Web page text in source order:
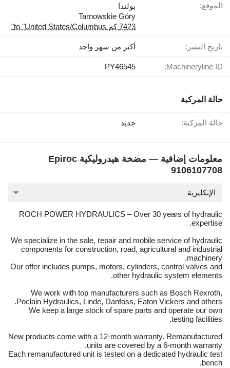
الموقع:
بولندا
Tarnowskie Góry
7423 كم to "United States/Columbus"
تاريخ النشر: أكثر من شهر واحد
Machineryline ID:
PY46545
حالة المركبة
حالة المركبة: جديد
معلومات إضافية — مضخة هيدروليكية Epiroc
9106107708
الإنكليزية
ROCH POWER HYDRAULICS – Over 30 years of hydraulic
expertise.
We specialize in the sale, repair and mobile service of hydraulic
components for construction, road, agricultural and industrial
machinery.
Our offer includes pumps, motors, cylinders, control valves and
other hydraulic system elements.
We work with top manufacturers such as Bosch Rexroth,
Poclain Hydraulics, Linde, Danfoss, Eaton Vickers and others.
We keep a large stock of spare parts and operate our own
testing facilities.
New products come with a 12-month warranty. Remanufactured
units are covered by a 6-month warranty.
Each remanufactured unit is tested on a dedicated hydraulic test
bench.